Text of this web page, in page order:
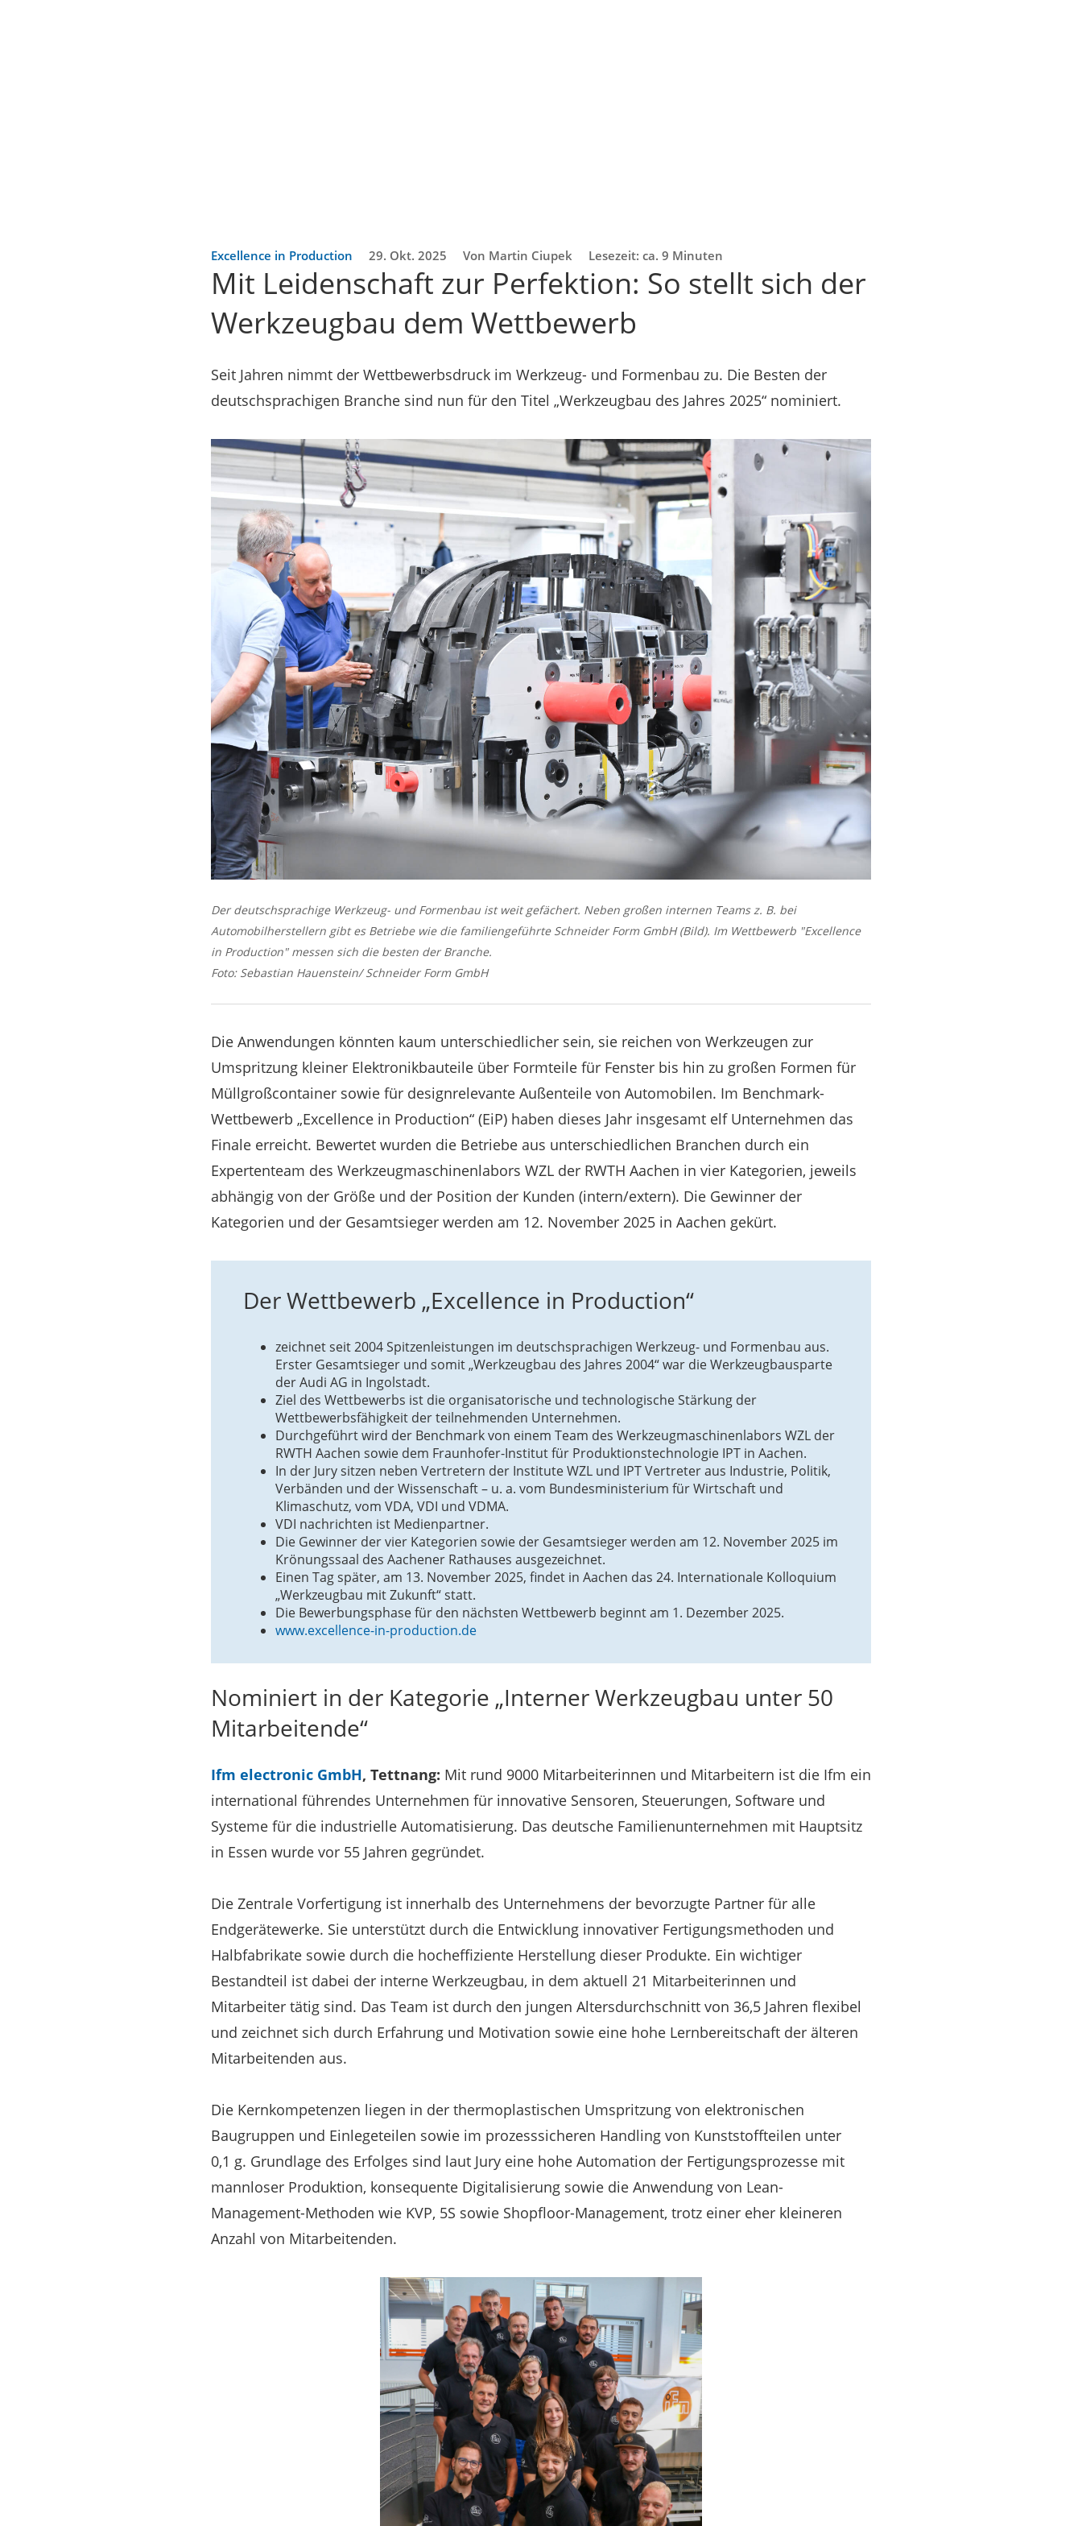
Excellence in Production 29. Okt. 2025 Von Martin Ciupek Lesezeit: ca. 9 Minuten
Mit Leidenschaft zur Perfektion: So stellt sich der
Werkzeugbau dem Wettbewerb
Seit Jahren nimmt der Wettbewerbsdruck im Werkzeug- und Formenbau zu. Die Besten der
deutschsprachigen Branche sind nun für den Titel „Werkzeugbau des Jahres 2025“ nominiert.
Der deutschsprachige Werkzeug- und Formenbau ist weit gefächert. Neben großen internen Teams z. B. bei
Automobilherstellern gibt es Betriebe wie die familiengeführte Schneider Form GmbH (Bild). Im Wettbewerb "Excellence
in Production" messen sich die besten der Branche.
Foto: Sebastian Hauenstein/ Schneider Form GmbH
Die Anwendungen könnten kaum unterschiedlicher sein, sie reichen von Werkzeugen zur
Umspritzung kleiner Elektronikbauteile über Formteile für Fenster bis hin zu großen Formen für
Müllgroßcontainer sowie für designrelevante Außenteile von Automobilen. Im Benchmark-
Wettbewerb „Excellence in Production“ (EiP) haben dieses Jahr insgesamt elf Unternehmen das
Finale erreicht. Bewertet wurden die Betriebe aus unterschiedlichen Branchen durch ein
Expertenteam des Werkzeugmaschinenlabors WZL der RWTH Aachen in vier Kategorien, jeweils
abhängig von der Größe und der Position der Kunden (intern/extern). Die Gewinner der
Kategorien und der Gesamtsieger werden am 12. November 2025 in Aachen gekürt.
Der Wettbewerb „Excellence in Production“
zeichnet seit 2004 Spitzenleistungen im deutschsprachigen Werkzeug- und Formenbau aus.
Erster Gesamtsieger und somit „Werkzeugbau des Jahres 2004“ war die Werkzeugbausparte
der Audi AG in Ingolstadt.
Ziel des Wettbewerbs ist die organisatorische und technologische Stärkung der
Wettbewerbsfähigkeit der teilnehmenden Unternehmen.
Durchgeführt wird der Benchmark von einem Team des Werkzeugmaschinenlabors WZL der
RWTH Aachen sowie dem Fraunhofer-Institut für Produktionstechnologie IPT in Aachen.
In der Jury sitzen neben Vertretern der Institute WZL und IPT Vertreter aus Industrie, Politik,
Verbänden und der Wissenschaft – u. a. vom Bundesministerium für Wirtschaft und
Klimaschutz, vom VDA, VDI und VDMA.
VDI nachrichten ist Medienpartner.
Die Gewinner der vier Kategorien sowie der Gesamtsieger werden am 12. November 2025 im
Krönungssaal des Aachener Rathauses ausgezeichnet.
Einen Tag später, am 13. November 2025, findet in Aachen das 24. Internationale Kolloquium
„Werkzeugbau mit Zukunft“ statt.
Die Bewerbungsphase für den nächsten Wettbewerb beginnt am 1. Dezember 2025.
www.excellence-in-production.de
Nominiert in der Kategorie „Interner Werkzeugbau unter 50
Mitarbeitende“
Ifm electronic GmbH, Tettnang: Mit rund 9000 Mitarbeiterinnen und Mitarbeitern ist die Ifm ein
international führendes Unternehmen für innovative Sensoren, Steuerungen, Software und
Systeme für die industrielle Automatisierung. Das deutsche Familienunternehmen mit Hauptsitz
in Essen wurde vor 55 Jahren gegründet.
Die Zentrale Vorfertigung ist innerhalb des Unternehmens der bevorzugte Partner für alle
Endgerätewerke. Sie unterstützt durch die Entwicklung innovativer Fertigungsmethoden und
Halbfabrikate sowie durch die hocheffiziente Herstellung dieser Produkte. Ein wichtiger
Bestandteil ist dabei der interne Werkzeugbau, in dem aktuell 21 Mitarbeiterinnen und
Mitarbeiter tätig sind. Das Team ist durch den jungen Altersdurchschnitt von 36,5 Jahren flexibel
und zeichnet sich durch Erfahrung und Motivation sowie eine hohe Lernbereitschaft der älteren
Mitarbeitenden aus.
Die Kernkompetenzen liegen in der thermoplastischen Umspritzung von elektronischen
Baugruppen und Einlegeteilen sowie im prozesssicheren Handling von Kunststoffteilen unter
0,1 g. Grundlage des Erfolges sind laut Jury eine hohe Automation der Fertigungsprozesse mit
mannloser Produktion, konsequente Digitalisierung sowie die Anwendung von Lean-
Management-Methoden wie KVP, 5S sowie Shopfloor-Management, trotz einer eher kleineren
Anzahl von Mitarbeitenden.